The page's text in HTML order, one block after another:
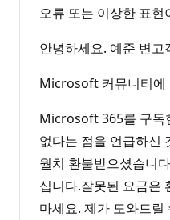
오류 또는 이상한 표현
안녕하세요. 예준 변고
Microsoft 커뮤니티에
Microsoft 365를 구독
없다는 점을 언급하신
월치 환불받으셨습니
십니다.잘못된 요금은
마세요. 제가 도와드릴